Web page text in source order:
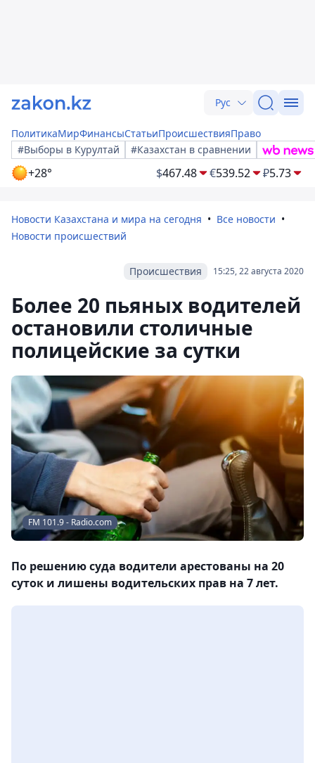
Рус
ПолитикаМирФинансыСтатьиПроисшествияПраво
#Выборы в Курултай
#Казахстан в сравнении
+28° $467.48 €539.52 ₽5.73
Новости Казахстана и мира на сегодня
Все новости
Новости происшествий
15:25, 22 августа 2020
Происшествия
Более 20 пьяных водителей
остановили столичные
полицейские за сутки
FM 101.9 - Radio.com
По решению суда водители арестованы на 20
суток и лишены водительских прав на 7 лет.